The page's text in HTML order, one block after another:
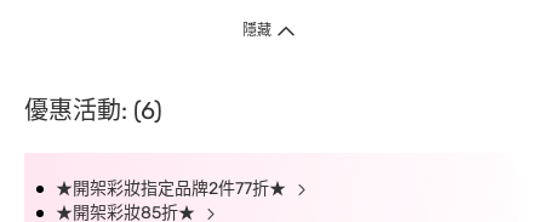
隱藏
優惠活動: (6)
★開架彩妝指定品牌2件77折★
★開架彩妝85折★